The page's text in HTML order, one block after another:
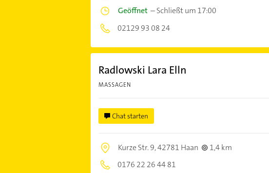
Geöffnet–Schließt um 17:00
02129 93 08 24
Radlowski Lara Elln
MASSAGEN
Chat starten
Kurze Str. 9,42781 Haan
1,4 km
0176 22 26 44 81